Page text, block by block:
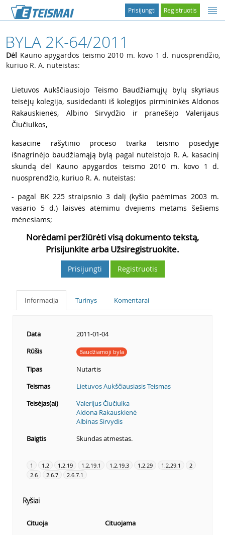
Registruotis
Prisijungti
BYLA 2K-64/2011
Dėl Kauno apygardos teismo 2010 m. kovo 1 d. nuosprendžio,
kuriuo R. A. nuteistas:
Lietuvos Aukščiausiojo Teismo Baudžiamųjų bylų skyriaus
teisėjų kolegija, susidedanti iš kolegijos pirmininkės Aldonos
Rakauskienės, Albino Sirvydžio ir pranešėjo Valerijaus
Čiučiulkos,
kasacine rašytinio proceso tvarka teismo posėdyje
išnagrinėjo baudžiamąją bylą pagal nuteistojo R. A. kasacinį
skundą dėl Kauno apygardos teismo 2010 m. kovo 1 d.
nuosprendžio, kuriuo R. A. nuteistas:
- pagal BK 225 straipsnio 3 dalį (kyšio paėmimas 2003 m.
vasario 5 d.) laisvės atėmimu dvejiems metams šešiems
mėnesiams;
Norėdami peržiūrėti visą dokumento tekstą,
Prisijunkite arba Užsiregistruokite.
Prisijungti Registruotis
Informacija Turinys Komentarai
Data
2011-01-04
Rūšis
Baudžiamoji byla
Tipas
Nutartis
Teismas
Lietuvos Aukščiausiasis Teismas
Teisėjas(ai)
Valerijus Čiučiulka
Aldona Rakauskienė
Albinas Sirvydis
Baigtis
Skundas atmestas.
1 1.2 1.2.19 1.2.19.1 1.2.19.3 1.2.29 1.2.29.1
2
2.6
2.6.7 2.6.7.1
Ryšiai
Cituoja
Cituojama